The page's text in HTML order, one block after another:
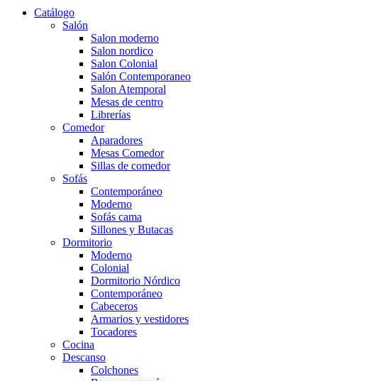
Catálogo
Salón
Salon moderno
Salon nordico
Salon Colonial
Salón Contemporaneo
Salon Atemporal
Mesas de centro
Librerías
Comedor
Aparadores
Mesas Comedor
Sillas de comedor
Sofás
Contemporáneo
Moderno
Sofás cama
Sillones y Butacas
Dormitorio
Moderno
Colonial
Dormitorio Nórdico
Contemporáneo
Cabeceros
Armarios y vestidores
Tocadores
Cocina
Descanso
Colchones